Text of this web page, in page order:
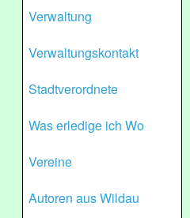
Verwaltung
Verwaltungskontakt
Stadtverordnete
Was erledige ich Wo
Vereine
Autoren aus Wildau